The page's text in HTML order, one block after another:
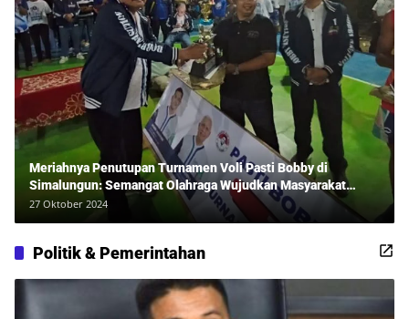
Meriahnya Penutupan Turnamen Voli Pasti Bobby di
Simalungun: Semangat Olahraga Wujudkan Masyarakat
Sehat Bersama Erwan Rozadi dan Ribuan Penonton!
27 Oktober 2024
Politik & Pemerintahan